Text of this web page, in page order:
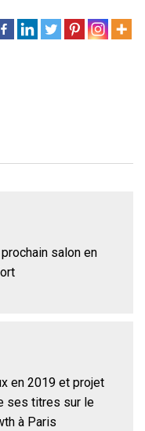
salon en
en 2019 et projet
ses titres sur le
à Paris